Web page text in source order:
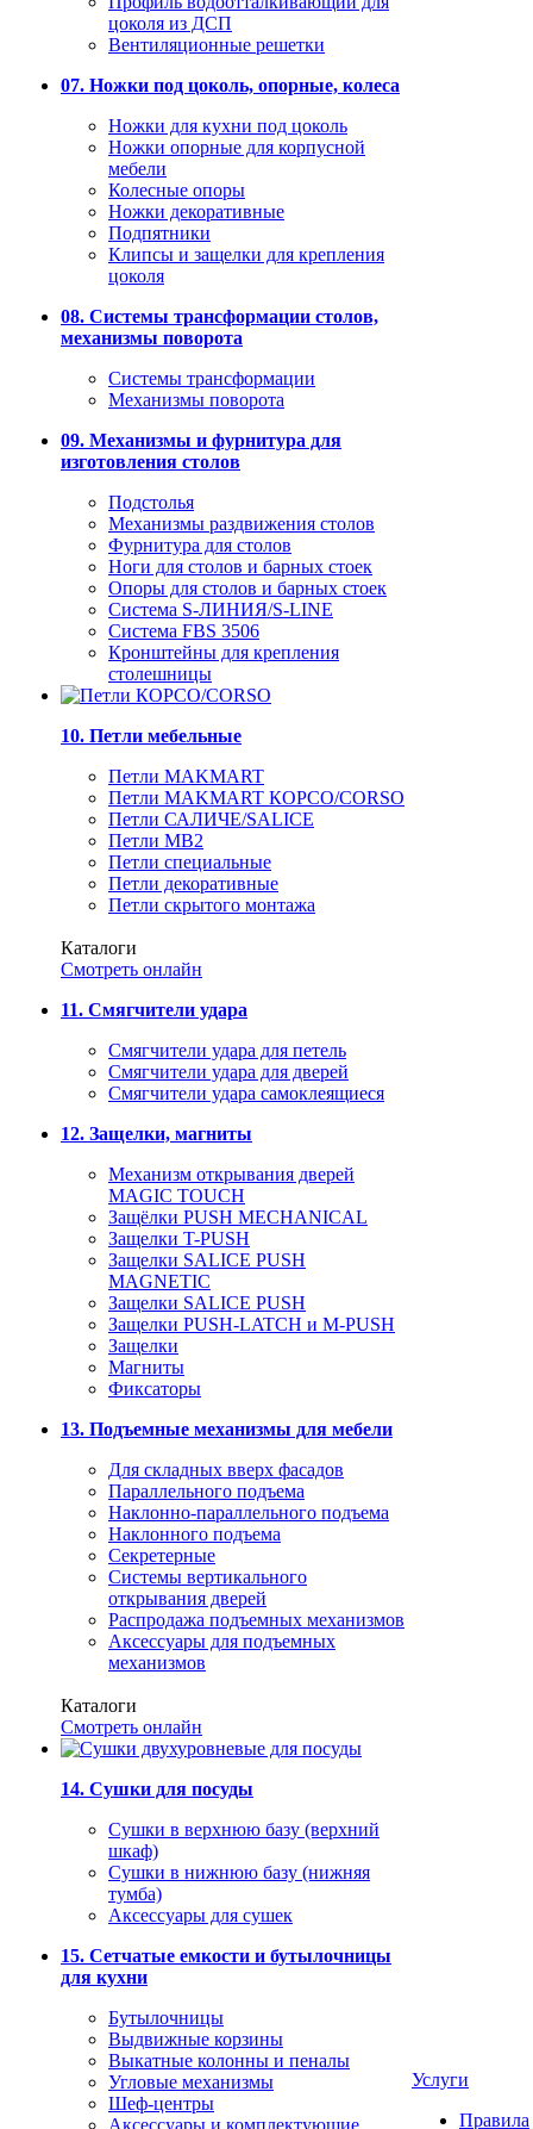
цоколя из ДСП
Вентиляционные решетки
07. Ножки под цоколь, опорные, колеса
Ножки для кухни под цоколь
Ножки опорные для корпусной
мебели
Колесные опоры
Ножки декоративные
Подпятники
Клипсы и защелки для крепления
цоколя
08. Системы трансформации столов,
механизмы поворота
Системы трансформации
Механизмы поворота
09. Механизмы и фурнитура для
изготовления столов
Подстолья
Механизмы раздвижения столов
Фурнитура для столов
Ноги для столов и барных стоек
Опоры для столов и барных стоек
Система S-ЛИНИЯ/S-LINE
Система FBS 3506
Кронштейны для крепления
столешницы
10. Петли мебельные
Петли MAKMART
Петли MAKMART КОРСО/CORSO
Петли САЛИЧЕ/SALICE
Петли MB2
Петли специальные
Петли декоративные
Петли скрытого монтажа
Каталоги
Смотреть онлайн
11. Смягчители удара
Смягчители удара для петель
Смягчители удара для дверей
Cмягчители удара самоклеящиеся
12. Защелки, магниты
Механизм открывания дверей
MAGIC TOUCH
Защёлки PUSH MECHANICAL
Защелки T-PUSH
Защелки SALICE PUSH
MAGNETIC
Защелки SALICE PUSH
Защелки PUSH-LATCH и M-PUSH
Защелки
Магниты
Фиксаторы
13. Подъемные механизмы для мебели
Для складных вверх фасадов
Параллельного подъема
Наклонно-параллельного подъема
Наклонного подъема
Секретерные
Системы вертикального
открывания дверей
Распродажа подъемных механизмов
Аксессуары для подъемных
механизмов
Каталоги
Смотреть онлайн
14. Сушки для посуды
Сушки в верхнюю базу (верхний
шкаф)
Сушки в нижнюю базу (нижняя
тумба)
Аксессуары для сушек
15. Сетчатые емкости и бутылочницы
для кухни
Бутылочницы
Выдвижные корзины
Выкатные колонны и пеналы
Угловые механизмы
Шеф-центры
Аксессуары и комплектующие
Услуги
Правила